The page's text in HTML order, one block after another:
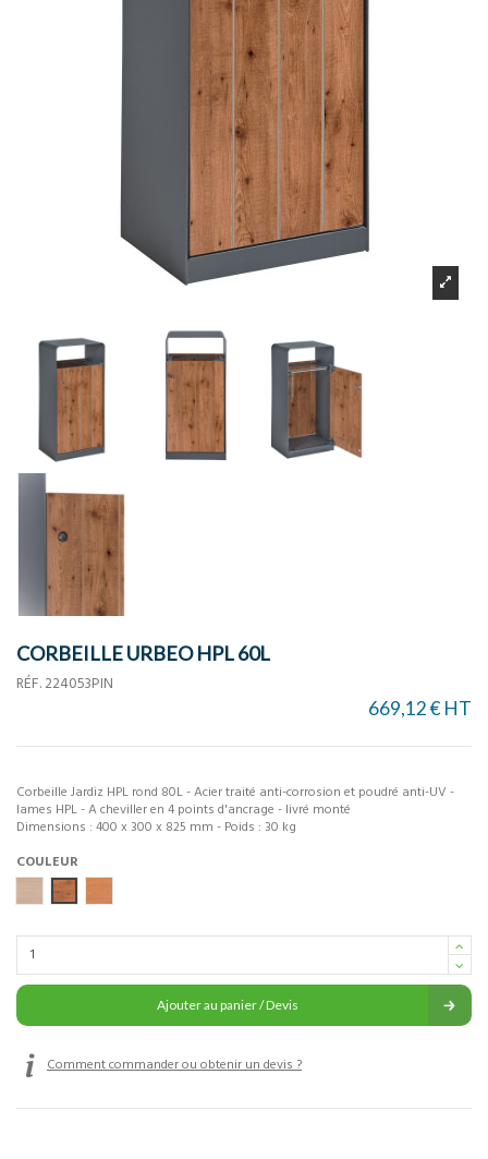
CORBEILLE URBEO HPL 60L
RÉF. 224053PIN
669,12 € HT
Corbeille Jardiz HPL rond 80L - Acier traité anti-corrosion et poudré anti-UV -
lames HPL - A cheviller en 4 points d'ancrage - livré monté
Dimensions : 400 x 300 x 825 mm - Poids : 30 kg
COULEUR
Chêne clairPin tyrol
Ajouter au panier / Devis
Comment commander ou obtenir un devis ?